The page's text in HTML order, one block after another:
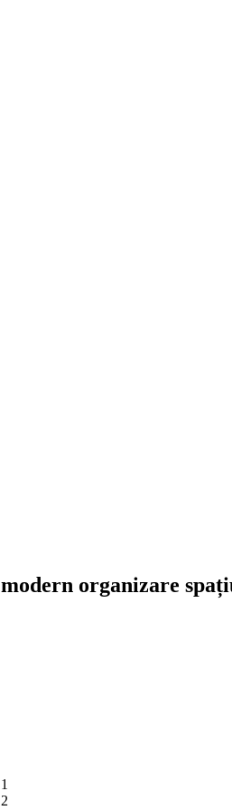
organizare